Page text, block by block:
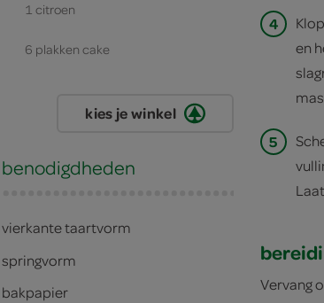
1 citroen
6 plakken cake
kies je winkel
benodigdheden
vierkante taartvorm
springvorm
bakpapier
4
en
5
Vervang